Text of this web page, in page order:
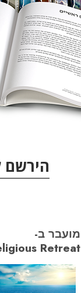
הירשם
מועבר ב-
Retreat